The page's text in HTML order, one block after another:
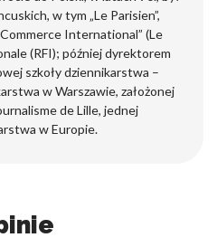
w tym „Le Parisien”,
International” (Le
(RFI); później dyrektorem
szkoły dziennikarstwa –
w Warszawie, założonej
de Lille, jednej
w Europie.